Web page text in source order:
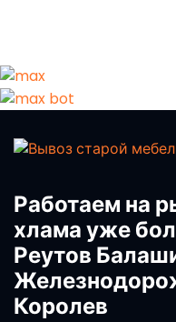
Работаем на
хлама уже
Реутов
Королев